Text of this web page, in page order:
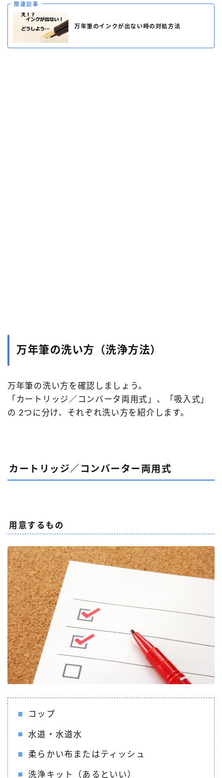
関連記事
万年筆のインクが出ない時の対処方法
万年筆の洗い方（洗浄方法）
万年筆の洗い方を確認しましょう。
「カートリッジ／コンバータ両用式」、「吸入式」
の 2つに分け、それぞれ洗い方を紹介します。
カートリッジ／コンバーター両用式
用意するもの
コップ
水道・水道水
柔らかい布またはティッシュ
洗浄キット（あるといい）